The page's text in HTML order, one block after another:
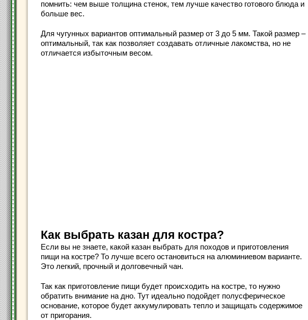
помнить: чем выше толщина стенок, тем лучше качество готового блюда и
больше вес.
Для чугунных вариантов оптимальный размер от 3 до 5 мм. Такой размер –
оптимальный, так как позволяет создавать отличные лакомства, но не
отличается избыточным весом.
Как выбрать казан для костра?
Если вы не знаете, какой казан выбрать для походов и приготовления
пищи на костре? То лучше всего остановиться на алюминиевом варианте.
Это легкий, прочный и долговечный чан.
Так как приготовление пищи будет происходить на костре, то нужно
обратить внимание на дно. Тут идеально подойдет полусферическое
основание, которое будет аккумулировать тепло и защищать содержимое
от пригорания.